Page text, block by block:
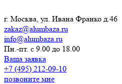
г. Москва, ул. Ивана Франко д.46
zakaz@alumbaza.ru
info@alumbaza.ru
Пн.-пт. с 9.00 до 18.00
Ваша заявка
+7 (495) 212-09-10
позвоните мне